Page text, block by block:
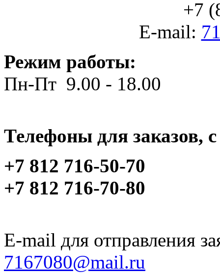
+7
E-mail:
Режим работы:
Пн-Пт 9.00 - 18.00
Телефоны для заказов,
+7 812 716-50-70
+7 812 716-70-80
E-mail для отправления
7167080@mail.ru